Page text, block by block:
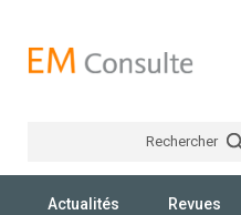
Rechercher
Actualités Revues